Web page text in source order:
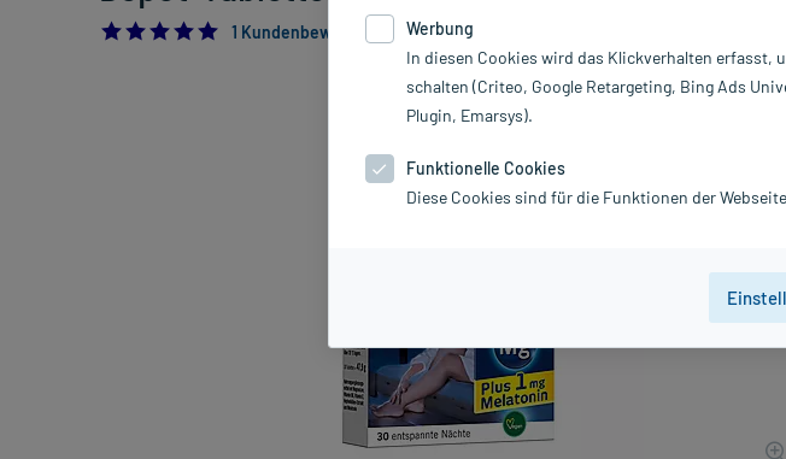
5.0
1 Kundenbewertung*
Werbung
In diesen Cookies wird das Klickverhalten erfasst,
schalten (Criteo, Google Retargeting, Bing Ads
Plugin, Emarsys).
Funktionelle Cookies
Diese Cookies sind für die Funktionen der